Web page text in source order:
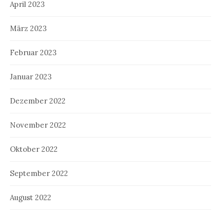
April 2023
März 2023
Februar 2023
Januar 2023
Dezember 2022
November 2022
Oktober 2022
September 2022
August 2022